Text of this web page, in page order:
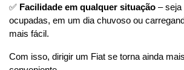
✅ Facilidade em qualquer situação – seja
ocupadas, em um dia chuvoso ou
mais fácil.
Com isso, dirigir um Fiat se torna ainda